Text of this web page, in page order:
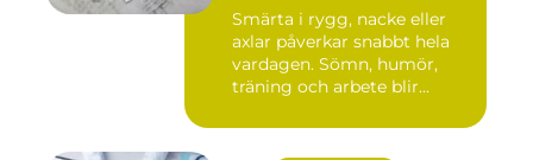
Smärta i rygg, nacke eller
axlar påverkar snabbt hela
vardagen. Sömn, humör,
träning och arbete blir...